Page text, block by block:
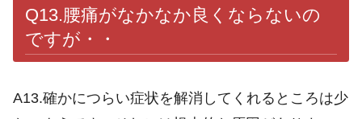
Q13.腰痛がなかなか良くならないの
ですが・・
A13.確かにつらい症状を解消してくれるところは少